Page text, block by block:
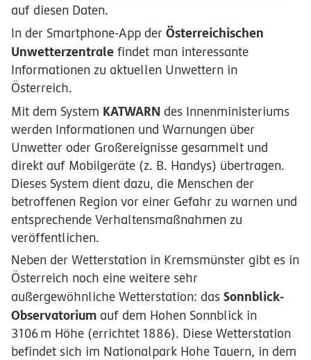
auf diesen Daten.
In der Smartphone-App der Österreichischen
Unwetterzentrale findet man interessante
Informationen zu aktuellen Unwettern in
Österreich.
Mit dem System KATWARN des Innenministeriums
werden Informationen und Warnungen über
Unwetter oder Großereignisse gesammelt und
direkt auf Mobilgeräte (z. B. Handys) übertragen.
Dieses System dient dazu, die Menschen der
betroffenen Region vor einer Gefahr zu warnen und
entsprechende Verhaltensmaßnahmen zu
veröffentlichen.
Neben der Wetterstation in Kremsmünster gibt es in
Österreich noch eine weitere sehr
außergewöhnliche Wetterstation: das Sonnblick-
Observatorium auf dem Hohen Sonnblick in
3106m Höhe (errichtet 1886). Diese Wetterstation
befindet sich im Nationalpark Hohe Tauern, in dem